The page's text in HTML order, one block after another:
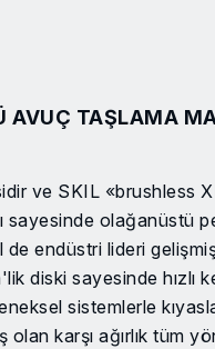
AVUÇ TAŞLAMA
ve SKIL «brushless
olağanüstü
endüstri lideri
diski sayesinde hızlı
sistemlerle
karşı ağırlık tüm